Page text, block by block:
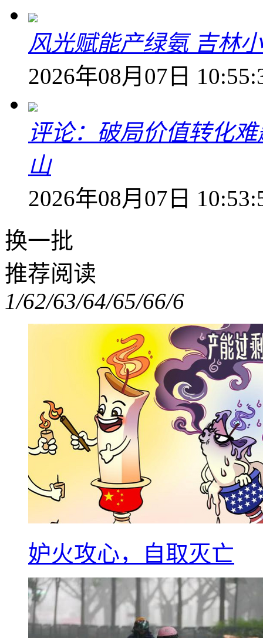
风光赋能产绿氨 吉林
2026年08月07日
评论：破局价值转化
山
2026年08月07日
换一批
推荐阅读
1/62/63/64/65/66/6
妒火攻心，自取灭亡